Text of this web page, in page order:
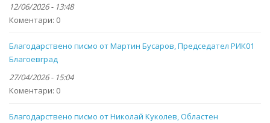
12/06/2026 - 13:48
Коментари: 0
Благодарствено писмо от Мартин Бусаров, Председател РИК01
Благоевград
27/04/2026 - 15:04
Коментари: 0
Благодарствено писмо от Николай Куколев, Областен